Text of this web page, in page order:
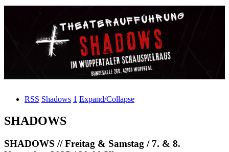
RSS Shadows 1 Expand/Collapse
SHADOWS
SHADOWS // Freitag & Samstag / 7. & 8.